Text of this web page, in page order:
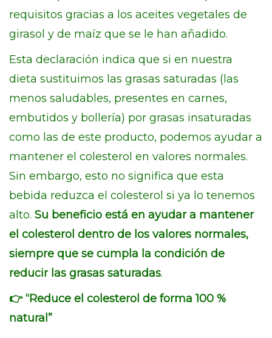
requisitos gracias a los aceites vegetales de
girasol y de maíz que se le han añadido.
Esta declaración indica que si en nuestra
dieta sustituimos las grasas saturadas (las
menos saludables, presentes en carnes,
embutidos y bollería) por grasas insaturadas
como las de este producto, podemos ayudar a
mantener el colesterol en valores normales.
Sin embargo, esto no significa que esta
bebida reduzca el colesterol si ya lo tenemos
alto. Su beneficio está en ayudar a mantener
el colesterol dentro de los valores normales,
siempre que se cumpla la condición de
reducir las grasas saturadas.
👉 “Reduce el colesterol de forma 100 %
natural”